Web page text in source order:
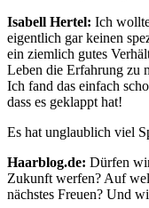
Isabell Hertel: Ich
eigentlich gar keinen
ein ziemlich gutes
Leben die Erfahrung zu
Ich fand das einfach
dass es geklappt hat!
Es hat unglaublich viel
Haarblog.de: Dürfen
Zukunft werfen? Auf
nächstes Freuen? Und